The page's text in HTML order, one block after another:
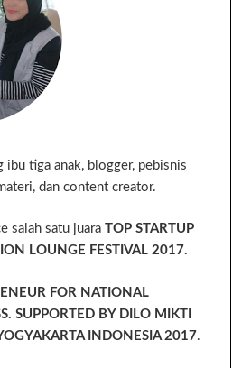
ibu tiga anak, blogger, pebisnis
dan content creator.
salah satu juaraTOP STARTUP
LOUNGE FESTIVAL 2017.
FOR NATIONAL
SUPPORTED BY DILO MIKTI
INDONESIA 2017.